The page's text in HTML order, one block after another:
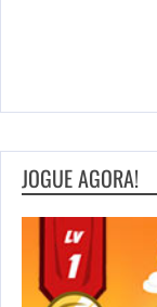
JOGUE AGORA!